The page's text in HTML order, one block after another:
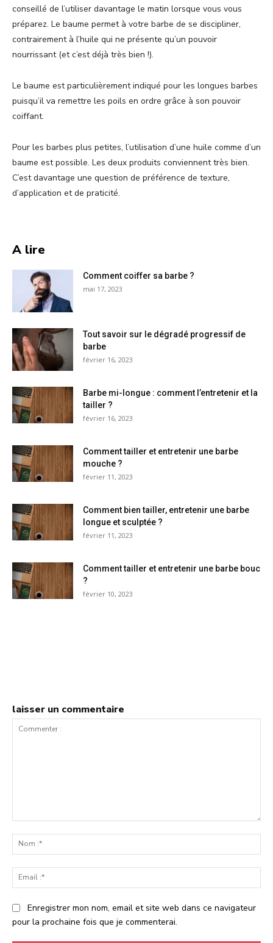
conseillé de l’utiliser davantage le matin lorsque vous vous
préparez. Le baume permet à votre barbe de se discipliner,
contrairement à l’huile qui ne présente qu’un pouvoir
nourrissant (et c’est déjà très bien !).
Le baume est particulièrement indiqué pour les longues barbes
puisqu’il va remettre les poils en ordre grâce à son pouvoir
coiffant.
Pour les barbes plus petites, l’utilisation d’une huile comme d’un
baume est possible. Les deux produits conviennent très bien.
C’est davantage une question de préférence de texture,
d’application et de praticité.
A lire
Comment coiffer sa barbe ?
mai 17, 2023
Tout savoir sur le dégradé progressif de
barbe
février 16, 2023
Barbe mi-longue : comment l’entretenir et la
tailler ?
février 16, 2023
Comment tailler et entretenir une barbe
mouche ?
février 11, 2023
Comment bien tailler, entretenir une barbe
longue et sculptée ?
février 11, 2023
Comment tailler et entretenir une barbe bouc
?
février 10, 2023
laisser un commentaire
:*
:*
Enregistrer mon nom, email et site web dans ce navigateur
pour la prochaine fois que je commenterai.